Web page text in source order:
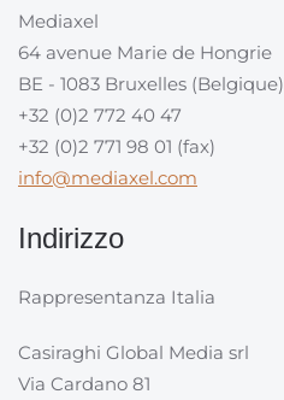
Mediaxel
64 avenue Marie de Hongrie
BE - 1083 Bruxelles (Belgique)
+32 (0)2 772 40 47
+32 (0)2 771 98 01 (fax)
info@mediaxel.com
Indirizzo
Rappresentanza Italia
Casiraghi Global Media srl
Via Cardano 81